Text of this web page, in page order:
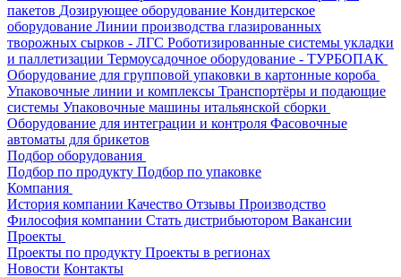
пакетов Дозирующее оборудование Кондитерское
оборудование Линии производства глазированных
творожных сырков - ЛГС Роботизированные системы укладки
и паллетизации Термоусадочное оборудование - ТУРБОПАК
Оборудование для групповой упаковки в картонные короба
Упаковочные линии и комплексы Транспортёры и подающие
системы Упаковочные машины итальянской сборки
Оборудование для интеграции и контроля Фасовочные
автоматы для брикетов
Подбор оборудования
Подбор по продукту Подбор по упаковке
Компания
История компании Качество Отзывы Производство
Философия компании Стать дистрибьютором Вакансии
Проекты
Проекты по продукту Проекты в регионах
Новости Контакты